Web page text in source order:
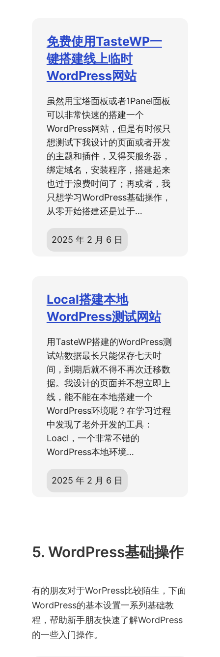
免费使用TasteWP一
键搭建线上临时
WordPress网站
虽然用宝塔面板或者1Panel面板
可以非常快速的搭建一个
WordPress网站，但是有时候只
想测试下我设计的页面或者开发
的主题和插件，又得买服务器，
绑定域名，安装程序，搭建起来
也过于浪费时间了；再或者，我
只想学习WordPress基础操作，
从零开始搭建还是过于…
2025 年 2 月 6 日
Local搭建本地
WordPress测试网站
用TasteWP搭建的WordPress测
试站数据最长只能保存七天时
间，到期后就不得不再次迁移数
据。我设计的页面并不想立即上
线，能不能在本地搭建一个
WordPress环境呢？在学习过程
中发现了老外开发的工具：
Loacl，一个非常不错的
WordPress本地环境…
2025 年 2 月 6 日
5. WordPress基础操作
有的朋友对于WorPress比较陌生，下面
WordPress的基本设置一系列基础教
程，帮助新手朋友快速了解WordPress
的一些入门操作。